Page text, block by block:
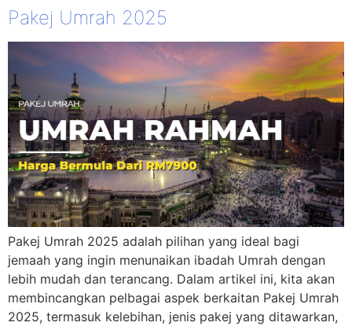
Pakej Umrah 2025
Pakej Umrah 2025 adalah pilihan yang ideal bagi
jemaah yang ingin menunaikan ibadah Umrah dengan
lebih mudah dan terancang. Dalam artikel ini, kita akan
membincangkan pelbagai aspek berkaitan Pakej Umrah
2025, termasuk kelebihan, jenis pakej yang ditawarkan,